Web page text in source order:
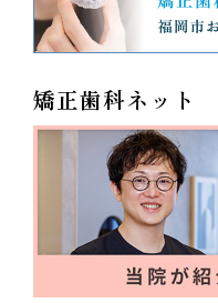
矯正歯科ネット